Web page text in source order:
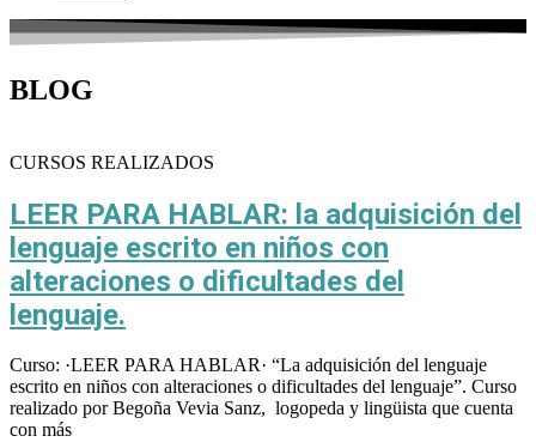
BLOG
CURSOS REALIZADOS
LEER PARA HABLAR: la adquisición del
lenguaje escrito en niños con
alteraciones o dificultades del
lenguaje.
Curso: ·LEER PARA HABLAR· “La adquisición del lenguaje
escrito en niños con alteraciones o dificultades del lenguaje”. Curso
realizado por Begoña Vevia Sanz, logopeda y lingüista que cuenta
con más